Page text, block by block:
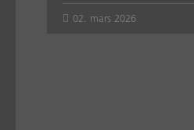
02. mars 2026